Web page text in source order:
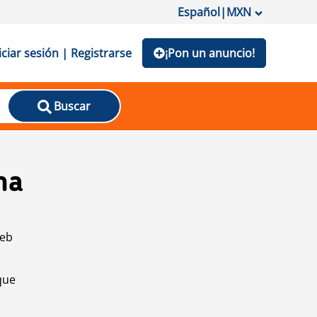
Español|MXN
sesión | Registrarse ¡Pon un anuncio!
Buscar